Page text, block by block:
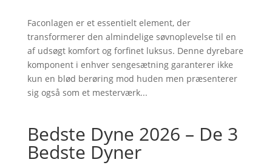
Faconlagen er et essentielt element, der
transformerer den almindelige søvnoplevelse til en
af udsøgt komfort og forfinet luksus. Denne dyrebare
komponent i enhver sengesætning garanterer ikke
kun en blød berøring mod huden men præsenterer
sig også som et mesterværk...
Bedste Dyne 2026 – De 3
Bedste Dyner